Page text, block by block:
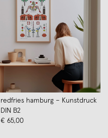
redfries hamburg – Kunstdruck
DIN B2
€ 65,00